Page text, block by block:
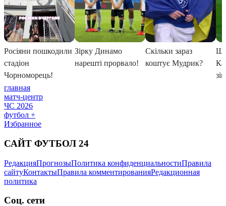
главная
матч-центр
ЧС 2026
футбол +
Избранное
САЙТ ФУТБОЛ 24
РедакцияПрогнозыПолитика конфиденциальностиПравила
сайтуКонтактыПравила комментированияРедакционная
политика
Соц. сети